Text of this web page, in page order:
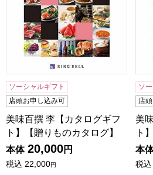
ソーシャルギフト
店頭お申し込み可
美味百撰 李【カタログギフ
ト】【贈りものカタログ】
本体 20,000円
税込 22,000円
ソ
店
美
ト
本
税込